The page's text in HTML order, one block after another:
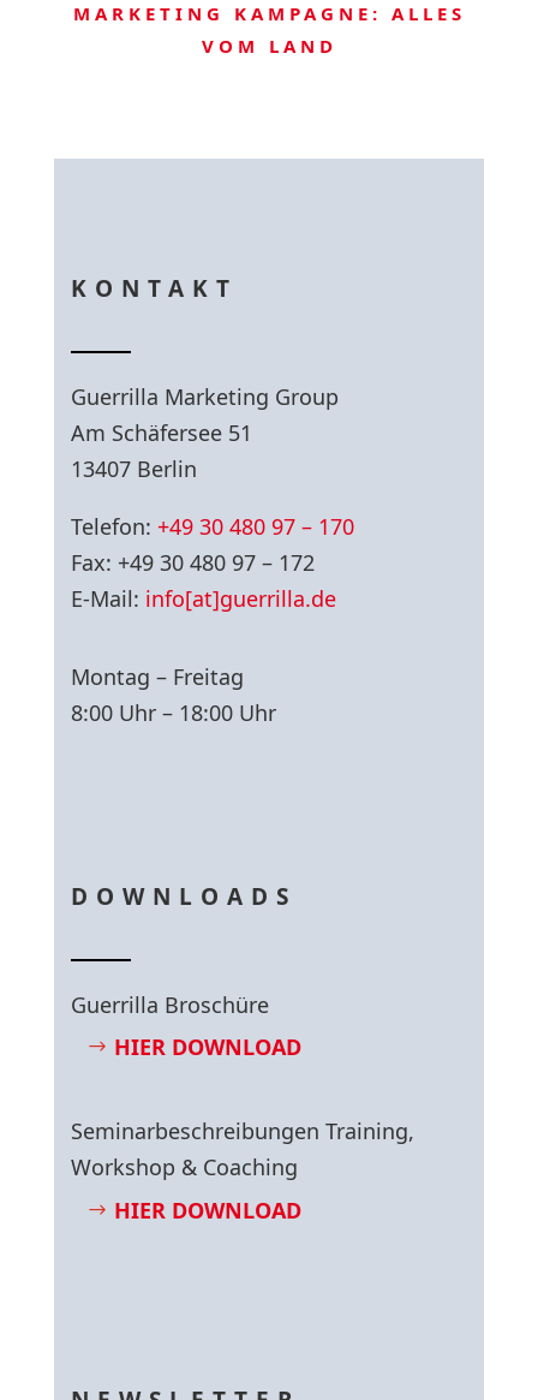
MARKETING KAMPAGNE: ALLES
VOM LAND
KONTAKT
Guerrilla Marketing Group
Am Schäfersee 51
13407 Berlin
Telefon: +49 30 480 97 – 170
Fax: +49 30 480 97 – 172
E-Mail: info[at]guerrilla.de
Montag – Freitag
8:00 Uhr – 18:00 Uhr
DOWNLOADS
Guerrilla Broschüre
HIER DOWNLOAD
Seminarbeschreibungen Training,
Workshop & Coaching
HIER DOWNLOAD